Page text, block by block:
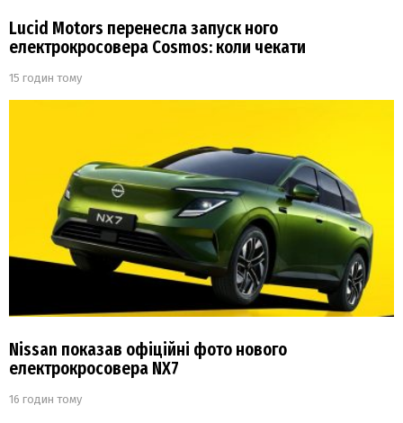
Lucid Motors перенесла запуск ного
електрокросовера Cosmos: коли чекати
15 годин тому
Nissan показав офіційні фото нового
електрокросовера NX7
16 годин тому